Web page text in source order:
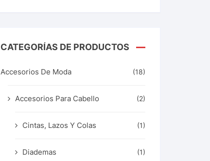
CATEGORÍAS DE PRODUCTOS
Accesorios De Moda (18)
Accesorios Para Cabello (2)
Cintas, Lazos Y Colas (1)
Diademas (1)